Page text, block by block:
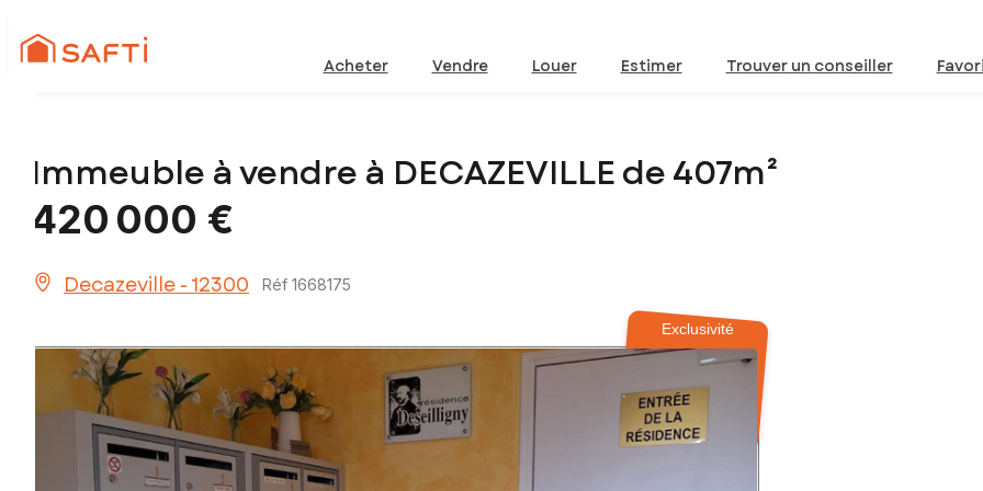
Acheter Vendre Louer Estimer Trouver un conseiller
Immeuble à vendre à DECAZEVILLE de 407m²
420 000 €
Decazeville - 12300 Réf 1668175
Exclusivité